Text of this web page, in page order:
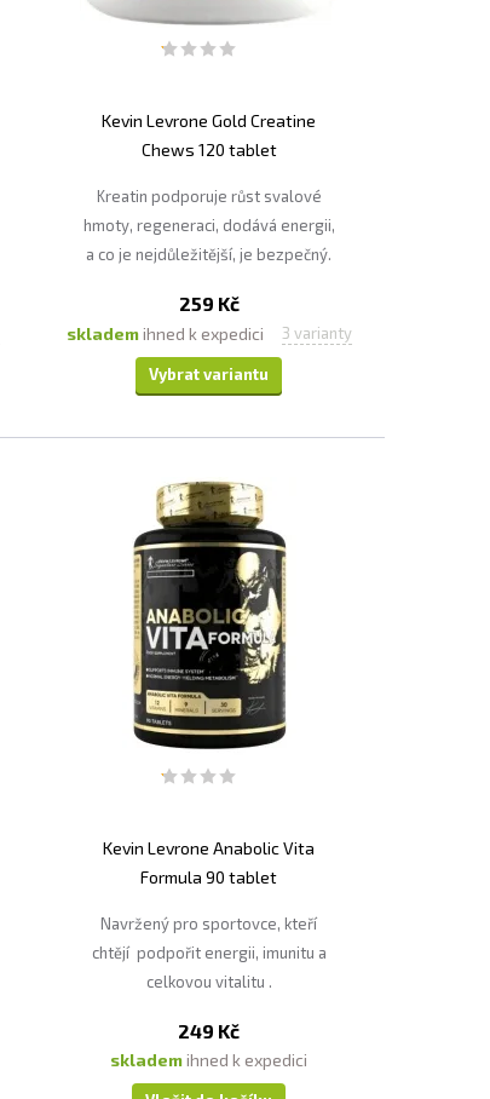
Kevin Levrone Gold Creatine
Chews 120 tablet
Kreatin podporuje růst svalové
hmoty, regeneraci, dodává energii,
a co je nejdůležitější, je bezpečný.
259 Kč
sklademihned k expedici 3 varianty
Vybrat variantu
Kevin Levrone Anabolic Vita
Formula 90 tablet
Navržený pro sportovce, kteří
chtějí podpořit energii, imunitu a
celkovou vitalitu .
249 Kč
sklademihned k expedici